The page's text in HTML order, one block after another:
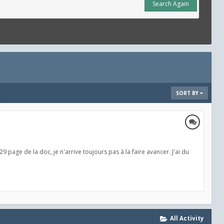
Search Again
SORT BY
page de la doc, je n'arrive toujours pas à la faire avancer. J'ai du
All Activity